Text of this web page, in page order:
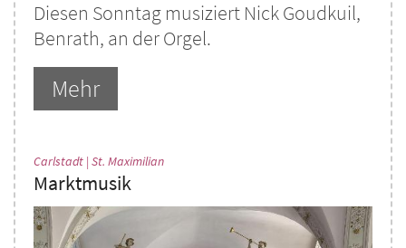
Diesen Sonntag musiziert Nick Goudkuil,
Benrath, an der Orgel.
Mehr
Carlstadt | St. Maximilian:
Marktmusik